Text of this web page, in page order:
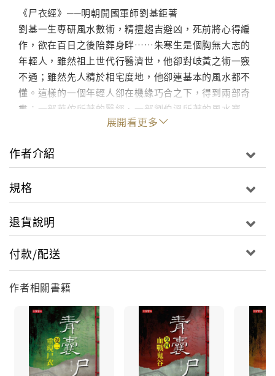
《尸衣經》──明朝開國軍師劉基鉅著
劉基一生專研風水數術，精擅趨吉避凶，死前將心得編
作，欲在百日之後陪葬身畔……朱寒生是個胸無大志的
年輕人，雖然祖上世代行醫濟世，他卻對岐黃之術一竅
不通；雖然先人精於相宅度地，他卻連基本的風水都不
懂。這樣的一個年輕人卻在機緣巧合之下，得到兩部奇
書：一部華佗所著的醫經、一部劉伯溫所著的風水寶
典，真教人搞不懂老天爺這樣的安排究竟有何用意？想
化日、眾目睽睽之下治好了一個身患罕見不治之症的病
人，從此便讓他陷入了一場利益糾葛、權力鬥爭的風暴
之中……
卷一 青囊出世
「冰人」是一種非常罕見的疾病，俗稱「漸凍症」，是
由於寒氣侵入經脈所致。《青囊書》中有言，醫治「冰
人」須以「血餘」為引，主藥則是「木蠶」，以血餘之
生在市集上遇見了這樣的病例，一時技癢難耐，便當場
將「冰人」給治好了。
這下子風聲傳出方圓百里，誰都知道這裡出現了一位神
醫，以匪夷所思的方法治好了連現代醫術都束手無策的
罕見惡疾，各方權貴都千方百計要延請他上門。有道是
展開看更多
作者介紹
規格
退貨說明
付款/配送
作者相關書籍